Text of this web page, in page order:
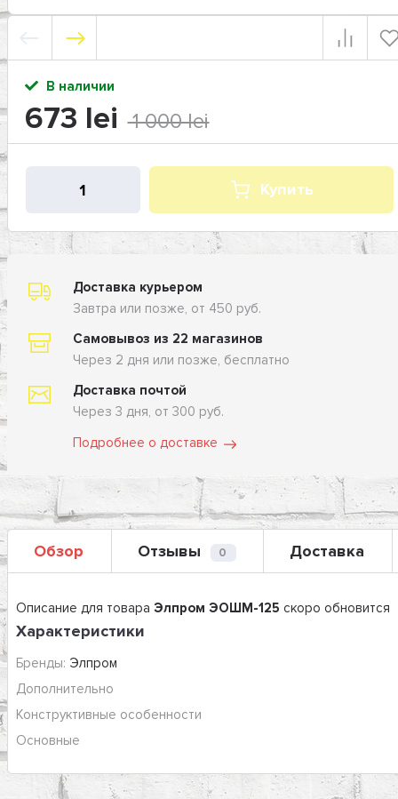
В наличии
673 lei 1 000 lei
Купить
Доставка курьером
Завтра или позже, от 450 руб.
Самовывоз из 22 магазинов
Через 2 дня или позже, бесплатно
Доставка почтой
Через 3 дня, от 300 руб.
Подробнее о доставке
Обзор Отзывы 0 Доставка
Описание для товараЭлпром ЭОШМ-125 скоро обновится
Характеристики
Бренды: Элпром
Дополнительно
Конструктивные особенности
Основные